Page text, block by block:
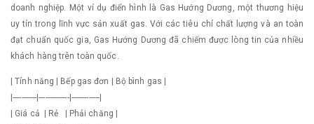
doanh nghiệp. Một ví dụ điển hình là Gas Hướng Dương, một thương hiệu
uy tín trong lĩnh vực sản xuất gas. Với các tiêu chí chất lượng và an toàn
đạt chuẩn quốc gia, Gas Hướng Dương đã chiếm được lòng tin của nhiều
khách hàng trên toàn quốc.
| Tính năng | Bếp gas đơn | Bộ bình gas |
|-----------|--------------|-------------|
| Giá cả | Rẻ | Phải chăng |